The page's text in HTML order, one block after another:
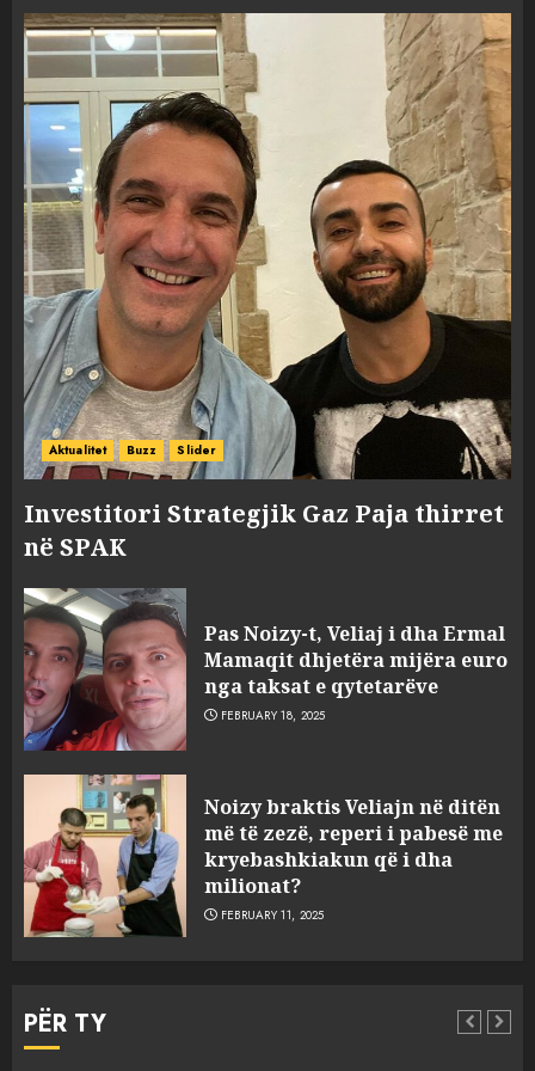
Aktualitet Buzz Slider
Investitori Strategjik Gaz Paja thirret
në SPAK
Pas Noizy-t, Veliaj i dha Ermal
Mamaqit dhjetëra mijëra euro
nga taksat e qytetarëve
FEBRUARY 18, 2025
Noizy braktis Veliajn në ditën
më të zezë, reperi i pabesë me
kryebashkiakun që i dha
milionat?
FEBRUARY 11, 2025
PËR TY
3
sulmuan “One Albania”,
ngjarja u fsheh. A u vodhën
serverat?
MARCH 25, 2025